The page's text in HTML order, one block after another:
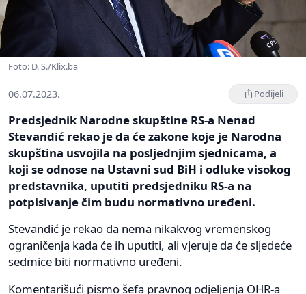
Foto: D. S./Klix.ba
06.07.2023. Podijeli
Predsjednik Narodne skupštine RS-a Nenad
Stevandić rekao je da će zakone koje je Narodna
skupština usvojila na posljednjim sjednicama, a
koji se odnose na Ustavni sud BiH i odluke visokog
predstavnika, uputiti predsjedniku RS-a na
potpisivanje čim budu normativno uređeni.
Stevandić je rekao da nema nikakvog vremenskog
ograničenja kada će ih uputiti, ali vjeruje da će sljedeće
sedmice biti normativno uređeni.
Komentarišući pismo šefa pravnog odjeljenja OHR-a